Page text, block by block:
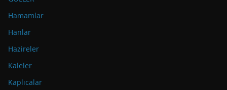
Hamamlar
Hanlar
Hazireler
Kaleler
Kaplıcalar